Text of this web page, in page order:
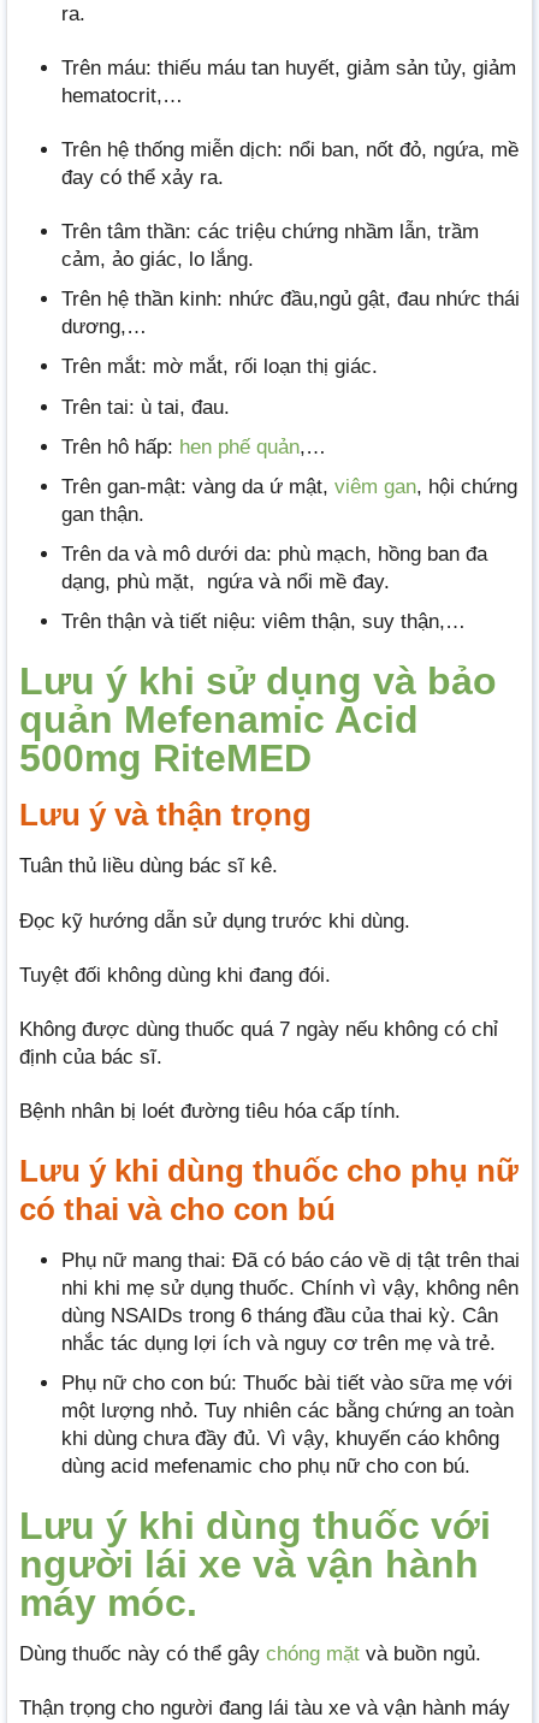
ra.
Trên máu: thiếu máu tan huyết, giảm sản tủy, giảm
hematocrit,…
Trên hệ thống miễn dịch: nổi ban, nốt đỏ, ngứa, mề
đay có thể xảy ra.
Trên tâm thần: các triệu chứng nhầm lẫn, trầm
cảm, ảo giác, lo lắng.
Trên hệ thần kinh: nhức đầu,ngủ gật, đau nhức thái
dương,…
Trên mắt: mờ mắt, rối loạn thị giác.
Trên tai: ù tai, đau.
Trên hô hấp: hen phế quản,…
Trên gan-mật: vàng da ứ mật, viêm gan, hội chứng
gan thận.
Trên da và mô dưới da: phù mạch, hồng ban đa
dạng, phù mặt, ngứa và nổi mề đay.
Trên thận và tiết niệu: viêm thận, suy thận,…
Lưu ý khi sử dụng và bảo
quản Mefenamic Acid
500mg RiteMED
Lưu ý và thận trọng
Tuân thủ liều dùng bác sĩ kê.
Đọc kỹ hướng dẫn sử dụng trước khi dùng.
Tuyệt đối không dùng khi đang đói.
Không được dùng thuốc quá 7 ngày nếu không có chỉ
định của bác sĩ.
Bệnh nhân bị loét đường tiêu hóa cấp tính.
Lưu ý khi dùng thuốc cho phụ nữ
có thai và cho con bú
Phụ nữ mang thai: Đã có báo cáo về dị tật trên thai
nhi khi mẹ sử dụng thuốc. Chính vì vậy, không nên
dùng NSAIDs trong 6 tháng đầu của thai kỳ. Cân
nhắc tác dụng lợi ích và nguy cơ trên mẹ và trẻ.
Phụ nữ cho con bú: Thuốc bài tiết vào sữa mẹ với
một lượng nhỏ. Tuy nhiên các bằng chứng an toàn
khi dùng chưa đầy đủ. Vì vậy, khuyến cáo không
dùng acid mefenamic cho phụ nữ cho con bú.
Lưu ý khi dùng thuốc với
người lái xe và vận hành
máy móc.
Dùng thuốc này có thể gây chóng mặt và buồn ngủ.
Thận trọng cho người đang lái tàu xe và vận hành máy